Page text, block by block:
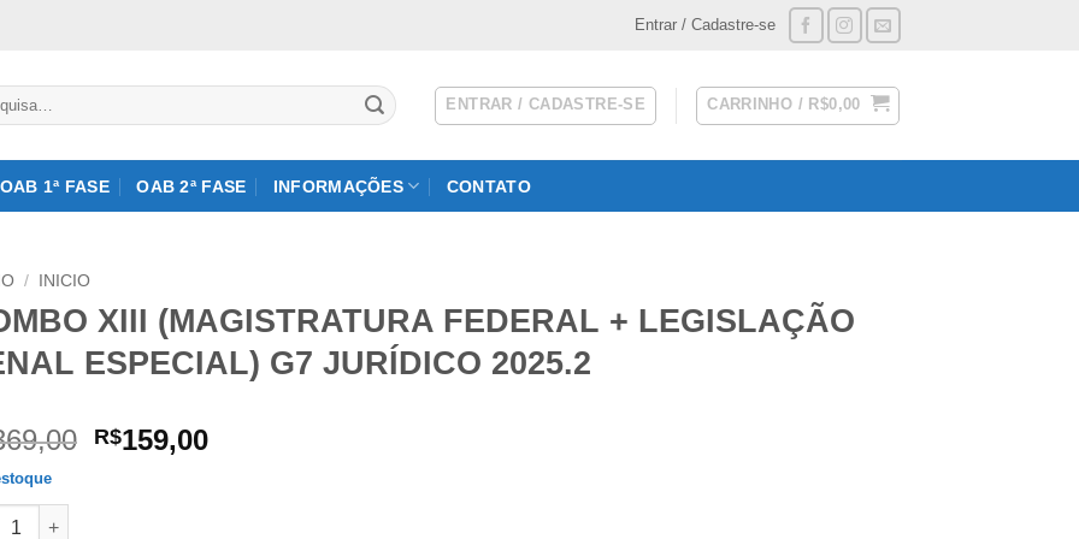
Entrar / Cadastre-se
ENTRAR / CADASTRE-SE CARRINHO / R$0,00
OAB 1ª FASE OAB 2ª FASE INFORMAÇÕES CONTATO
/ INICIO
XIII (MAGISTRATURA FEDERAL + LEGISLAÇÃO
ESPECIAL) G7 JURÍDICO 2025.2
O
R$159,00O
XIII (MAGISTRATURA FEDERAL + LEGISLAÇÃO PENAL ESPECIAL) G7 JURÍDICO 2025.2 quantidade